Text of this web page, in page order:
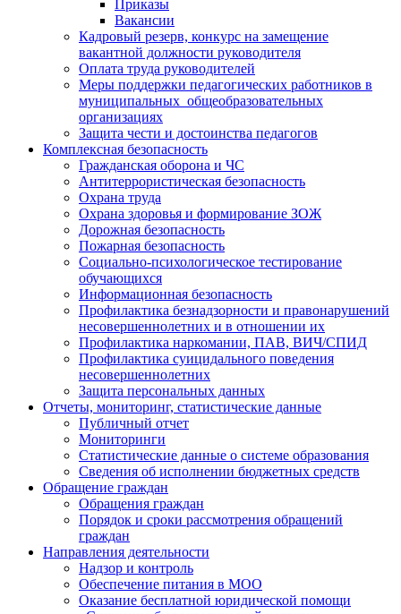
Приказы
Вакансии
Кадровый резерв, конкурс на замещение
вакантной должности руководителя
Оплата труда руководителей
Меры поддержки педагогических работников в
муниципальных общеобразовательных
организациях
Защита чести и достоинства педагогов
Комплексная безопасность
Гражданская оборона и ЧС
Антитеррористическая безопасность
Охрана труда
Охрана здоровья и формирование ЗОЖ
Дорожная безопасность
Пожарная безопасность
Социально-психологическое тестирование
обучающихся
Информационная безопасность
Профилактика безнадзорности и правонарушений
несовершеннолетних и в отношении их
Профилактика наркомании, ПАВ, ВИЧ/СПИД
Профилактика суицидального поведения
несовершеннолетних
Защита персональных данных
Отчеты, мониторинг, статистические данные
Публичный отчет
Мониторинги
Статистические данные о системе образования
Сведения об исполнении бюджетных средств
Обращение граждан
Обращения граждан
Порядок и сроки рассмотрения обращений
граждан
Направления деятельности
Надзор и контроль
Обеспечение питания в МОО
Оказание бесплатной юридической помощи